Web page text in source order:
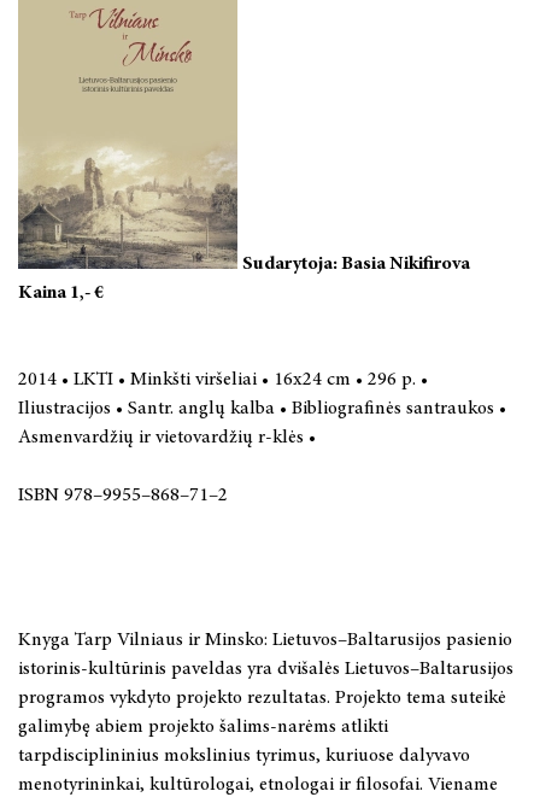
Sudarytoja: Basia Nikifirova
Kaina 1,- €
2014 • LKTI • Minkšti viršeliai • 16x24 cm • 296 p. •
Iliustracijos • Santr. anglų kalba • Bibliografinės santraukos •
Asmenvardžių ir vietovardžių r-klės •
ISBN 978–9955–868–71–2
Knyga Tarp Vilniaus ir Minsko: Lietuvos–Baltarusijos pasienio
istorinis-kultūrinis paveldas yra dvišalės Lietuvos–Baltarusijos
programos vykdyto projekto rezultatas. Projekto tema suteikė
galimybę abiem projekto šalims-narėms atlikti
tarpdisciplininius mokslinius tyrimus, kuriuose dalyvavo
menotyrininkai, kultūrologai, etnologai ir filosofai. Viename